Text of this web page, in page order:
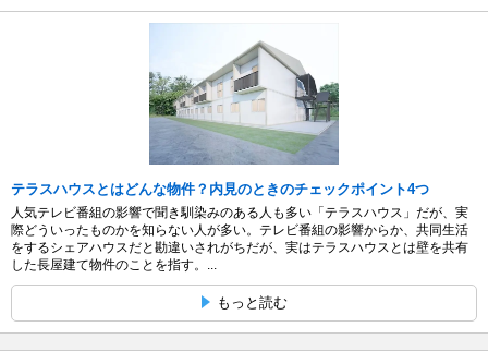
テラスハウスとはどんな物件？内見のときのチェックポイント4つ
人気テレビ番組の影響で聞き馴染みのある人も多い「テラスハウス」だが、実
際どういったものかを知らない人が多い。テレビ番組の影響からか、共同生活
をするシェアハウスだと勘違いされがちだが、実はテラスハウスとは壁を共有
した長屋建て物件のことを指す。...
もっと読む